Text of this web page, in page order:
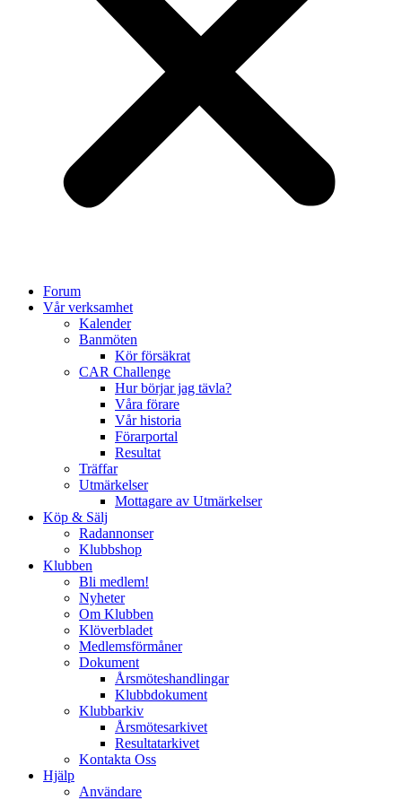
Forum
Vår verksamhet
Kalender
Banmöten
Kör försäkrat
CAR Challenge
Hur börjar jag tävla?
Våra förare
Vår historia
Förarportal
Resultat
Träffar
Utmärkelser
Mottagare av Utmärkelser
Köp & Sälj
Radannonser
Klubbshop
Klubben
Bli medlem!
Nyheter
Om Klubben
Klöverbladet
Medlemsförmåner
Dokument
Årsmöteshandlingar
Klubbdokument
Klubbarkiv
Årsmötesarkivet
Resultatarkivet
Kontakta Oss
Hjälp
Användare